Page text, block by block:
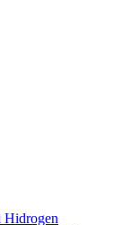
Hidrogen